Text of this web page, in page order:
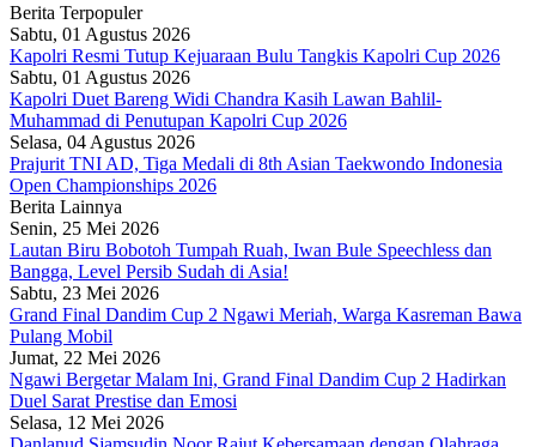
Berita Terpopuler
Sabtu, 01 Agustus 2026
Kapolri Resmi Tutup Kejuaraan Bulu Tangkis Kapolri Cup 2026
Sabtu, 01 Agustus 2026
Kapolri Duet Bareng Widi Chandra Kasih Lawan Bahlil-
Muhammad di Penutupan Kapolri Cup 2026
Selasa, 04 Agustus 2026
Prajurit TNI AD, Tiga Medali di 8th Asian Taekwondo Indonesia
Open Championships 2026
Berita Lainnya
Senin, 25 Mei 2026
Lautan Biru Bobotoh Tumpah Ruah, Iwan Bule Speechless dan
Bangga, Level Persib Sudah di Asia!
Sabtu, 23 Mei 2026
Grand Final Dandim Cup 2 Ngawi Meriah, Warga Kasreman Bawa
Pulang Mobil
Jumat, 22 Mei 2026
Ngawi Bergetar Malam Ini, Grand Final Dandim Cup 2 Hadirkan
Duel Sarat Prestise dan Emosi
Selasa, 12 Mei 2026